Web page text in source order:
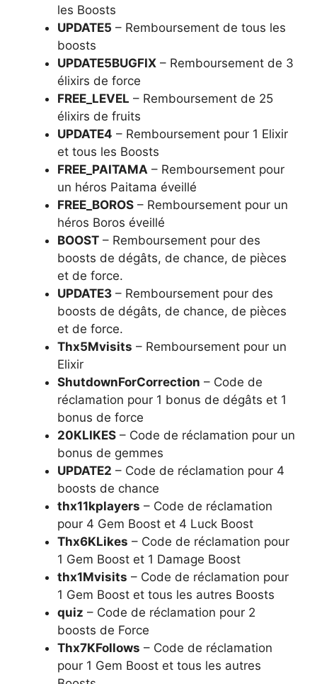
les Boosts
UPDATE5 – Remboursement de tous les
boosts
UPDATE5BUGFIX – Remboursement de 3
élixirs de force
FREE_LEVEL – Remboursement de 25
élixirs de fruits
UPDATE4 – Remboursement pour 1 Elixir
et tous les Boosts
FREE_PAITAMA – Remboursement pour
un héros Paitama éveillé
FREE_BOROS – Remboursement pour un
héros Boros éveillé
BOOST – Remboursement pour des
boosts de dégâts, de chance, de pièces
et de force.
UPDATE3 – Remboursement pour des
boosts de dégâts, de chance, de pièces
et de force.
Thx5Mvisits – Remboursement pour un
Elixir
ShutdownForCorrection – Code de
réclamation pour 1 bonus de dégâts et 1
bonus de force
20KLIKES – Code de réclamation pour un
bonus de gemmes
UPDATE2 – Code de réclamation pour 4
boosts de chance
thx11kplayers – Code de réclamation
pour 4 Gem Boost et 4 Luck Boost
Thx6KLikes – Code de réclamation pour
1 Gem Boost et 1 Damage Boost
thx1Mvisits – Code de réclamation pour
1 Gem Boost et tous les autres Boosts
quiz – Code de réclamation pour 2
boosts de Force
Thx7KFollows – Code de réclamation
pour 1 Gem Boost et tous les autres